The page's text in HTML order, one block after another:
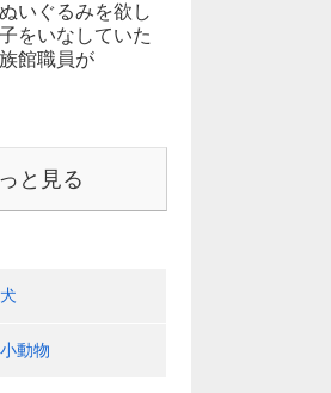
いぐるみを欲し
をいなしていた
館職員が
と見る
犬
小動物